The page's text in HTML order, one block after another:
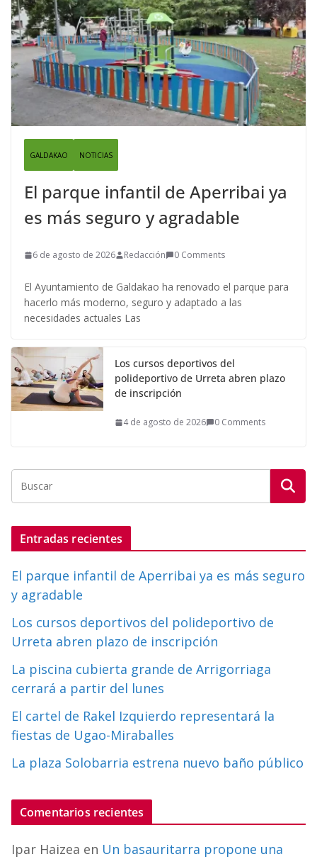
GALDAKAO NOTICIAS
El parque infantil de Aperribai ya
es más seguro y agradable
6 de agosto de 2026 Redacción 0 Comments
El Ayuntamiento de Galdakao ha renovado el parque para
hacerlo más moderno, seguro y adaptado a las
necesidades actuales Las
Los cursos deportivos del
polideportivo de Urreta abren plazo
de inscripción
4 de agosto de 2026 0 Comments
Entradas recientes
El parque infantil de Aperribai ya es más seguro
y agradable
Los cursos deportivos del polideportivo de
Urreta abren plazo de inscripción
La piscina cubierta grande de Arrigorriaga
cerrará a partir del lunes
El cartel de Rakel Izquierdo representará la
fiestas de Ugao-Miraballes
La plaza Solobarria estrena nuevo baño público
Comentarios recientes
Ipar Haizea en Un basauritarra propone una